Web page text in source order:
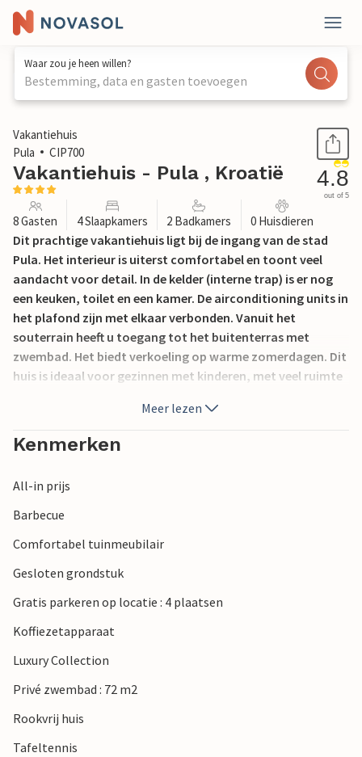
Waar zou je heen willen?
Bestemming, data en gasten toevoegen
1 / 66
Vakantiehuis
Pula
CIP700
Vakantiehuis - Pula , Kroatië 4.8
out of 5
8 Gasten 4 Slaapkamers 2 Badkamers 0 Huisdieren
Dit prachtige vakantiehuis ligt bij de ingang van de stad
Pula. Het interieur is uiterst comfortabel en toont veel
aandacht voor detail. In de kelder (interne trap) is er nog
een keuken, toilet en een kamer. De airconditioning units in
het plafond zijn met elkaar verbonden. Vanuit het
souterrain heeft u toegang tot het buitenterras met
zwembad. Het biedt verkoeling op warme zomerdagen. Dit
huis is ideaal voor gezinnen met kinderen, met veel ruimte
Pula, de talloze monumenten uit de oudheid of wandel
over de Lungomare promenade. Bezoek de Brijuni-archipel,
die bestaat uit 14 grotere en kleinere eilanden.
Meer lezen
Kenmerken
All-in prijs
Barbecue
Comfortabel tuinmeubilair
Gesloten grondstuk
Gratis parkeren op locatie : 4 plaatsen
Koffiezetapparaat
Luxury Collection
Privé zwembad : 72 m2
Rookvrij huis
Tafeltennis